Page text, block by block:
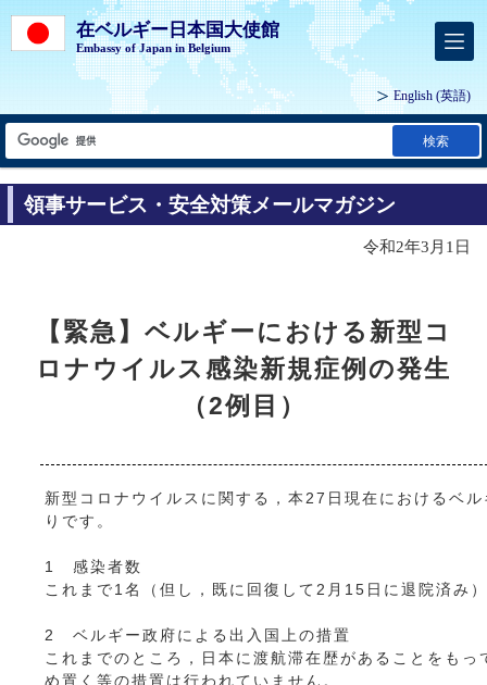
在ベルギー日本国大使館
Embassy of Japan in Belgium
English (英語)
検索
領事サービス・安全対策メールマガジン
令和2年3月1日
【緊急】ベルギーにおける新型コ
ロナウイルス感染新規症例の発生
（2例目）
新型コロナウイルスに関する，本27日現在におけるベ
りです。
1 感染者数
これまで1名（但し，既に回復して2月15日に退院済み）
2 ベルギー政府による出入国上の措置
これまでのところ，日本に渡航滞在歴があることをも
め置く等の措置は行われていません。